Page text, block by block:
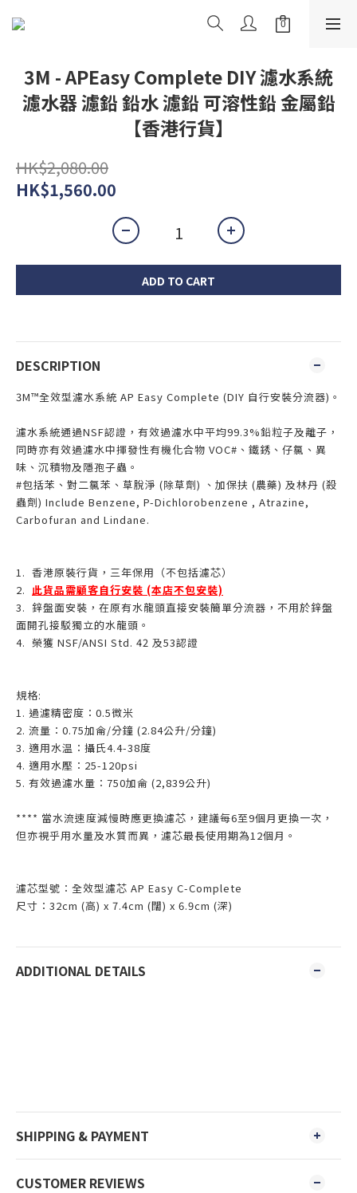
3M - APEasy Complete DIY 濾水系統
濾水器 濾鉛 鉛水 濾鉛 可溶性鉛 金屬鉛
【香港行貨】
HK$2,080.00
HK$1,560.00
ADD TO CART
DESCRIPTION
3M™全效型濾水系統 AP Easy Complete (DIY 自行安裝分流器)。
濾水系統通過NSF認證，有效過濾水中平均99.3%鉛粒子及離子，
同時亦有效過濾水中揮發性有機化合物 VOC#、鐵銹、仔氯、異
味、沉積物及隱孢子蟲。
#包括苯、對二氯苯、草脫淨 (除草劑) 、加保扶 (農藥) 及林丹 (殺
蟲劑) Include Benzene, P-Dichlorobenzene , Atrazine,
Carbofuran and Lindane.
1. 香港原裝行貨，三年保用（不包括濾芯）
2. 此貨品需顧客自行安裝 (本店不包安裝)
3. 鋅盤面安裝，在原有水龍頭直接安裝簡單分流器，不用於鋅盤
面開孔接駁獨立的水龍頭。
4. 榮獲 NSF/ANSI Std. 42 及53認證
規格:
1. 過濾精密度：0.5微米
2. 流量：0.75加侖/分鐘 (2.84公升/分鐘)
3. 適用水温：攝氏4.4-38度
4. 適用水壓：25-120psi
5. 有效過濾水量：750加侖 (2,839公升)
**** 當水流速度減慢時應更換濾芯，建議每6至9個月更換一次，
但亦視乎用水量及水質而異，濾芯最長使用期為12個月。
濾芯型號：全效型濾芯 AP Easy C-Complete
尺寸：32cm (高) x 7.4cm (闊) x 6.9cm (深)
ADDITIONAL DETAILS
SHIPPING & PAYMENT
CUSTOMER REVIEWS